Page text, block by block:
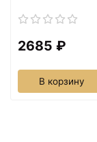
2685 ₽
В корзину